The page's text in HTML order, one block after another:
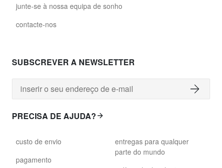
junte-se à nossa equipa de sonho
contacte-nos
SUBSCREVER A NEWSLETTER
PRECISA DE AJUDA?
custo de envio
pagamento
entregas para qualquer
parte do mundo